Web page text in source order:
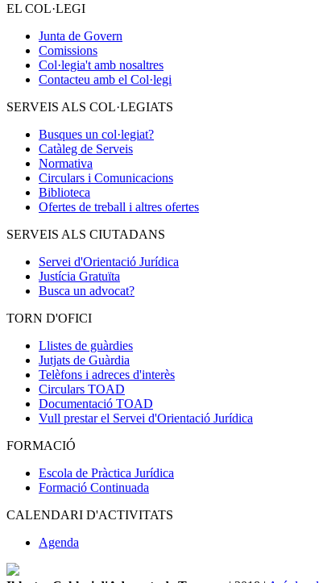
EL COL·LEGI
Junta de Govern
Comissions
Col·legia't amb nosaltres
Contacteu amb el Col·legi
SERVEIS ALS COL·LEGIATS
Busques un col·legiat?
Catàleg de Serveis
Normativa
Circulars i Comunicacions
Biblioteca
Ofertes de treball i altres ofertes
SERVEIS ALS CIUTADANS
Servei d'Orientació Jurídica
Justícia Gratuïta
Busca un advocat?
TORN D'OFICI
Llistes de guàrdies
Jutjats de Guàrdia
Telèfons i adreces d'interès
Circulars TOAD
Documentació TOAD
Vull prestar el Servei d'Orientació Jurídica
FORMACIÓ
Escola de Pràctica Jurídica
Formació Continuada
CALENDARI D'ACTIVITATS
Agenda